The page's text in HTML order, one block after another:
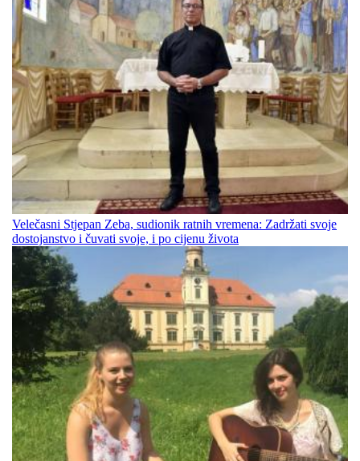
Velečasni Stjepan Zeba, sudionik ratnih vremena: Zadržati svoje
dostojanstvo i čuvati svoje, i po cijenu života